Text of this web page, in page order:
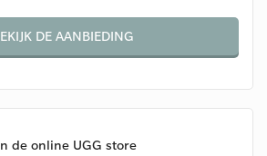
DE AANBIEDING
de online UGG store